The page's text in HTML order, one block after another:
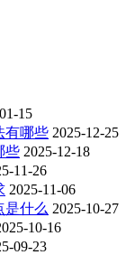
15
有哪些 2025-12-25
些 2025-12-18
11-26
2025-11-06
是什么 2025-10-27
10-16
09-23